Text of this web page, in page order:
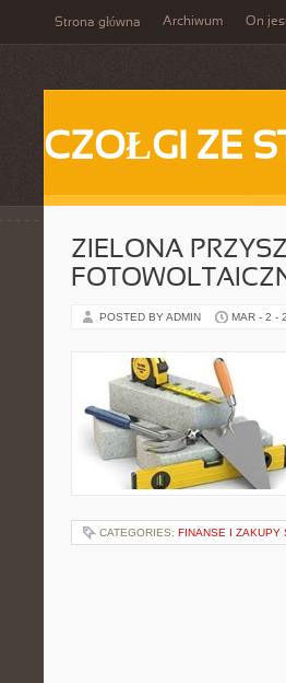
Strona główna Archiwum On
CZOŁGI ZE
ZIELONA
POSTED BY ADMIN MAR - 2 -
CATEGORIES: FINANSE I ZAKUPY